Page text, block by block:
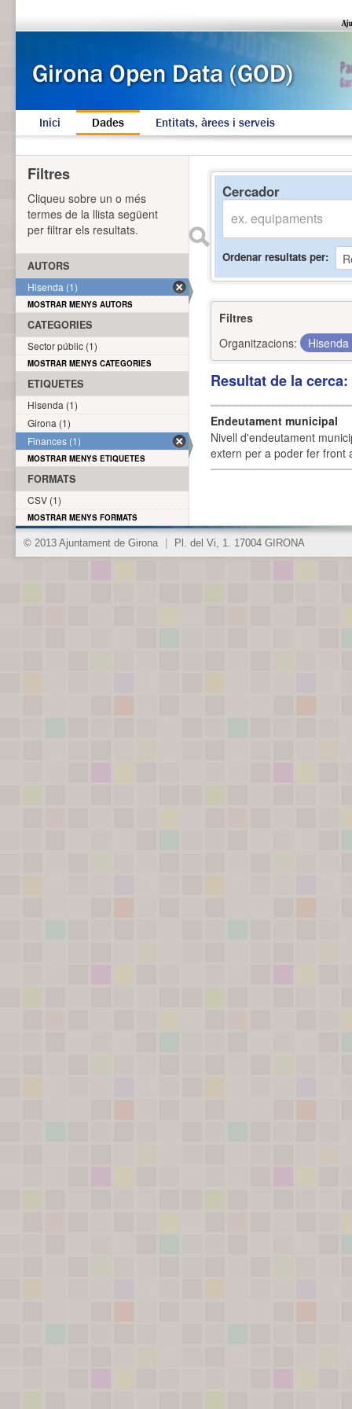
Inici Dades Entitats, àrees i serveis
Cercador
Ordenar resultats per
Filtres
Organitzacions:
Hisenda
Resultat de la
Endeutament municipal
Nivell d'endeutament
extern per a poder fer front
Filtres
Cliqueu sobre un o més
termes de la llista següent
per filtrar els resultats.
AUTORS
Hisenda (1)
MOSTRAR MENYS AUTORS
CATEGORIES
Sector públic (1)
MOSTRAR MENYS CATEGORIES
ETIQUETES
Hisenda (1)
Girona (1)
Finances (1)
MOSTRAR MENYS ETIQUETES
FORMATS
CSV (1)
MOSTRAR MENYS FORMATS
© 2013 Ajuntament de Girona Pl. del Vi, 1. 17004 GIRONA